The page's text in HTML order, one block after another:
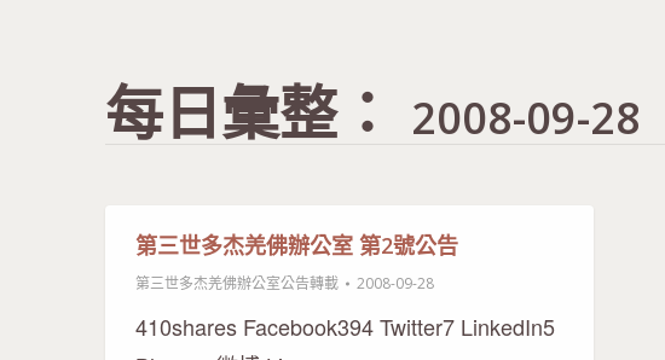
每日彙整： 2008-09-28
第三世多杰羌佛辦公室 第2號公告
第三世多杰羌佛辦公室公告轉載 2008-09-28
410shares Facebook394 Twitter7 LinkedIn5